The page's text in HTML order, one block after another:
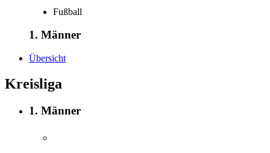
Fußball
1. Männer
Übersicht
Kreisliga
1. Männer